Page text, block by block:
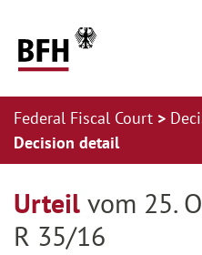
Federal Fiscal Court
Decision detail
Urteil vom 25.
R 35/16